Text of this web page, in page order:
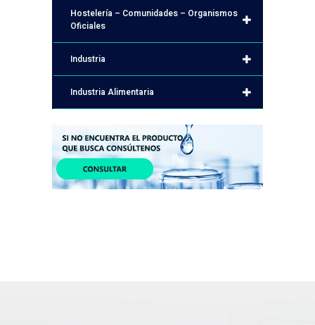
Hostelería – Comunidades – Organismos
Oficiales
Industria
Industria Alimentaria